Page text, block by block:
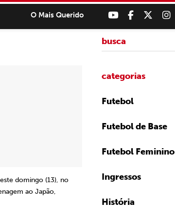
O Mais Querido
domingo (13), no
ao Japão,
categorias
Futebol
Futebol de Base
Futebol Feminino
Ingressos
História